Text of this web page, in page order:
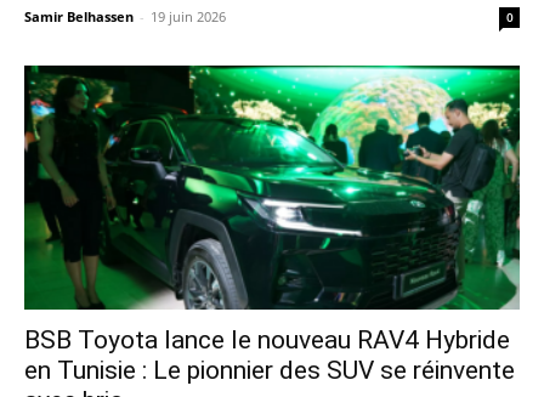
Samir Belhassen - 19 juin 2026 0
​BSB Toyota lance le nouveau RAV4 Hybride
en Tunisie : Le pionnier des SUV se réinvente